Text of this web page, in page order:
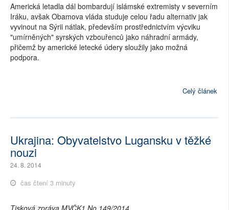
Americká letadla dál bombardují islámské extremisty v severním
Iráku, avšak Obamova vláda studuje celou řadu alternativ jak
vyvinout na Sýrii nátlak, především prostřednictvím výcviku
"umírněných" syrských vzbouřenců jako náhradní armády,
přičemž by americké letecké údery sloužily jako možná
podpora.
Celý článek
Ukrajina: Obyvatelstvo Lugansku v těžké
nouzi
24. 8. 2014
čas čtení 3 minuty